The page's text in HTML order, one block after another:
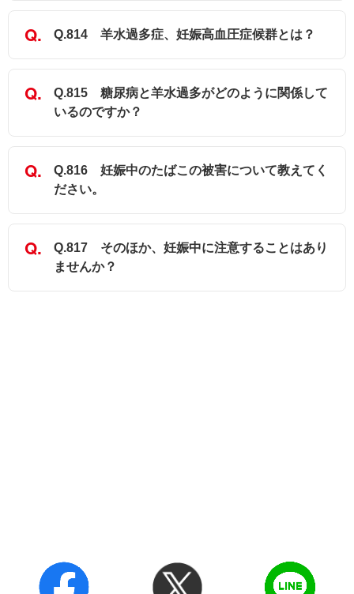
Q.814 羊水過多症、妊娠高血圧症候群とは？
Q.815 糖尿病と羊水過多がどのように関係して
いるのですか？
Q.816 妊娠中のたばこの被害について教えてく
ださい。
Q.817 そのほか、妊娠中に注意することはあり
ませんか？